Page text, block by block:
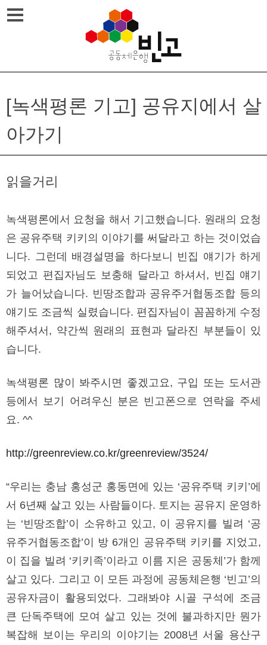
Skip
to
[녹색평론 기고] 공유지에서 살
아가기
읽을거리
녹색평론에서 요청을 해서 기고했습니다. 원래의 요청
은 공유주택 키키의 이야기를 써달라고 하는 것이었습
니다. 그런데 배경설명을 하다보니 빈집 얘기가 하게
되었고 편집자님도 보충해 달라고 하셔서, 빈집 얘기
가 늘어났습니다. 빈땅조합과 공유주거협동조합 등의
얘기도 조금씩 실렸습니다. 편집자님이 꼼꼼하게 수정
해주셔서, 약간씩 원래의 표현과 달라진 부분들이 있
습니다.
녹색평론 많이 봐주시면 좋겠고요, 구입 또는 도서관
등에서 보기 어려우신 분은 빈고폰으로 연락을 주세
요. ^^
http://greenreview.co.kr/greenreview/3524/
“우리는 충남 홍성군 홍동면에 있는 ‘공유주택 키키’에
서 6년째 살고 있는 사람들이다. 토지는 공유지 운영하
는 ‘빈땅조합’이 소유하고 있고, 이 공유지를 빌려 ‘공
유주거협동조합’이 방 6개인 공유주택 키키를 지었고,
이 집을 빌려 ‘키키족’이라고 이름 지은 공동체’가 함께
살고 있다. 그리고 이 모든 과정에 공동체은행 ‘빈고’의
공유자금이 활용되었다. 그래봐야 시골 구석에 조금
큰 단독주택에 모여 살고 있는 것에 불과하지만 뭔가
복잡해 보이는 우리의 이야기는 2008년 서울 용산구